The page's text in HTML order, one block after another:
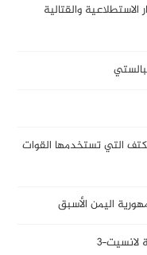
والقتالية
التي تستخدمها القوات
اليمن الأسبق
لانسيت-3